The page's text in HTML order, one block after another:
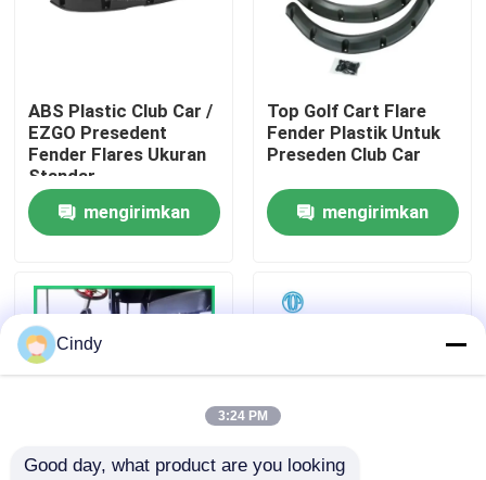
Kontrol kualitas
Hubungi kami
Cermin Samping Kereta Golf
Dasbor Kereta Golf
ABS Plastic Club Car /
EZGO Presedent
Fender Flares Ukuran
Standar
mengirimkan
Top Golf Cart Flare
Fender Plastik Untuk
Preseden Club Car
mengirimkan
Cindy
3:24 PM
Good day, what product are you looking